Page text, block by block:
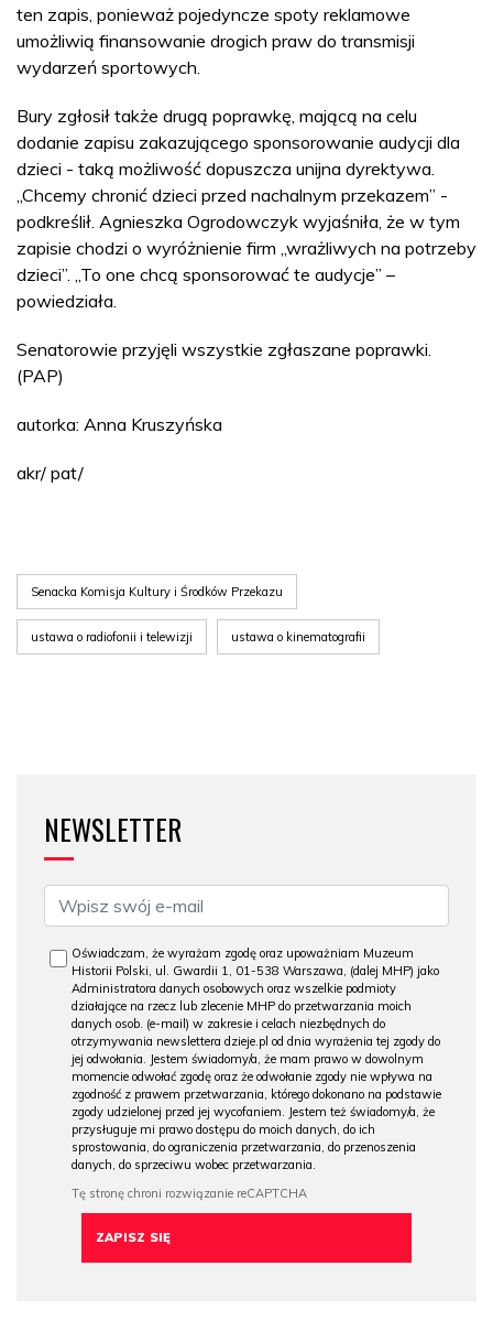
ten zapis, ponieważ pojedyncze spoty reklamowe
umożliwią finansowanie drogich praw do transmisji
wydarzeń sportowych.
Bury zgłosił także drugą poprawkę, mającą na celu
dodanie zapisu zakazującego sponsorowanie audycji dla
dzieci - taką możliwość dopuszcza unijna dyrektywa.
„Chcemy chronić dzieci przed nachalnym przekazem” -
podkreślił. Agnieszka Ogrodowczyk wyjaśniła, że w tym
zapisie chodzi o wyróżnienie firm „wrażliwych na potrzeby
dzieci”. „To one chcą sponsorować te audycje” –
powiedziała.
Senatorowie przyjęli wszystkie zgłaszane poprawki.
(PAP)
autorka: Anna Kruszyńska
akr/ pat/
Senacka Komisja Kultury i Środków Przekazu
ustawa o radiofonii i telewizji ustawa o kinematografii
NEWSLETTER
Oświadczam, że wyrażam zgodę oraz upoważniam Muzeum
Historii Polski, ul. Gwardii 1, 01-538 Warszawa, (dalej MHP) jako
Administratora danych osobowych oraz wszelkie podmioty
działające na rzecz lub zlecenie MHP do przetwarzania moich
danych osob. (e-mail) w zakresie i celach niezbędnych do
otrzymywania newslettera dzieje.pl od dnia wyrażenia tej zgody do
jej odwołania. Jestem świadomy/a, że mam prawo w dowolnym
momencie odwołać zgodę oraz że odwołanie zgody nie wpływa na
zgodność z prawem przetwarzania, którego dokonano na podstawie
zgody udzielonej przed jej wycofaniem. Jestem też świadomy/a, że
przysługuje mi prawo dostępu do moich danych, do ich
sprostowania, do ograniczenia przetwarzania, do przenoszenia
danych, do sprzeciwu wobec przetwarzania.